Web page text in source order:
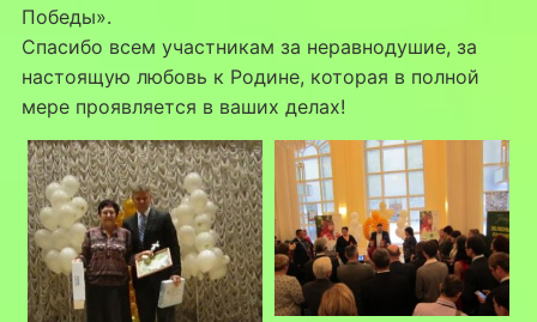
Победы».
Спасибо всем участникам за неравнодушие, за
настоящую любовь к Родине, которая в полной
мере проявляется в ваших делах!